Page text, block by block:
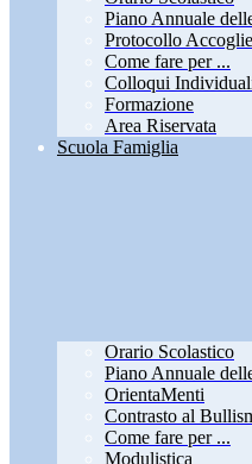
Piano Annuale
Protocollo
Come fare per ...
Colloqui
Formazione
Area Riservata
Scuola Famiglia
Orario Scolastico
Piano Annuale
OrientaMenti
Contrasto al
Come fare per ...
Modulistica